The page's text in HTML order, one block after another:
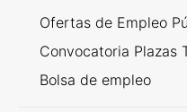
Ofertas de Empleo
Convocatoria Plazas
Bolsa de empleo